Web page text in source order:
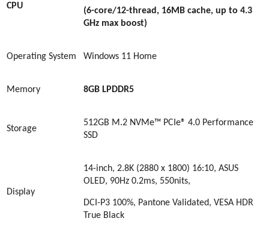
CPU
(6-core/12-thread, 16MB cache, up to 4.3
GHz max boost)
Operating System Windows 11 Home
Memory 8GB LPDDR5
Storage
512GB M.2 NVMe™ PCIe® 4.0 Performance
SSD
Display
14-inch, 2.8K (2880 x 1800) 16:10, ASUS
OLED, 90Hz 0.2ms, 550nits,
DCI-P3 100%, Pantone Validated, VESA HDR
True Black